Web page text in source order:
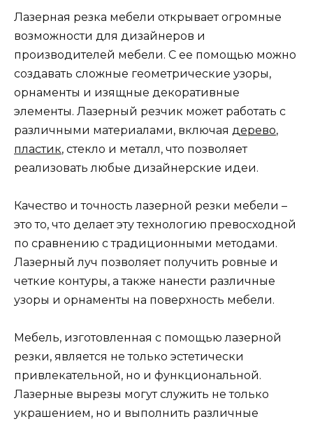
Лазерная резка мебели открывает огромные
возможности для дизайнеров и
производителей мебели. С ее помощью можно
создавать сложные геометрические узоры,
орнаменты и изящные декоративные
элементы. Лазерный резчик может работать с
различными материалами, включая дерево,
пластик, стекло и металл, что позволяет
реализовать любые дизайнерские идеи.
Качество и точность лазерной резки мебели –
это то, что делает эту технологию превосходной
по сравнению с традиционными методами.
Лазерный луч позволяет получить ровные и
четкие контуры, а также нанести различные
узоры и орнаменты на поверхность мебели.
Мебель, изготовленная с помощью лазерной
резки, является не только эстетически
привлекательной, но и функциональной.
Лазерные вырезы могут служить не только
украшением, но и выполнить различные